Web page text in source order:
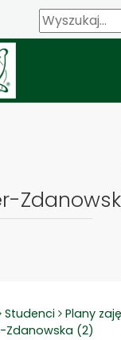
Studenci Plany
Zdanowska (2)